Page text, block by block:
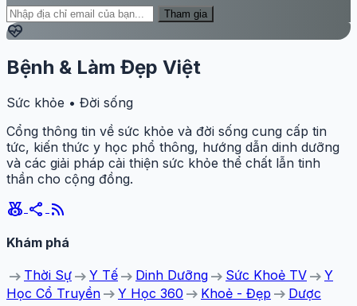
Tham gia
ecg_heart
Bệnh & Làm Đẹp Việt
Sức khỏe • Đời sống
Cổng thông tin về sức khỏe và đời sống cung cấp tin
tức, kiến thức y học phổ thông, hướng dẫn dinh dưỡng
và các giải pháp cải thiện sức khỏe thể chất lẫn tinh
thần cho cộng đồng.
social_leaderboard share rss_feed
Khám phá
arrow_right_alt Thời Sự arrow_right_alt Y Tế arrow_right_alt Dinh Dưỡng arrow_right_alt Sức Khoẻ TV arrow_right_alt Y
Học Cổ Truyền arrow_right_alt Y Học 360 arrow_right_alt Khoẻ - Đẹp arrow_right_alt Dược